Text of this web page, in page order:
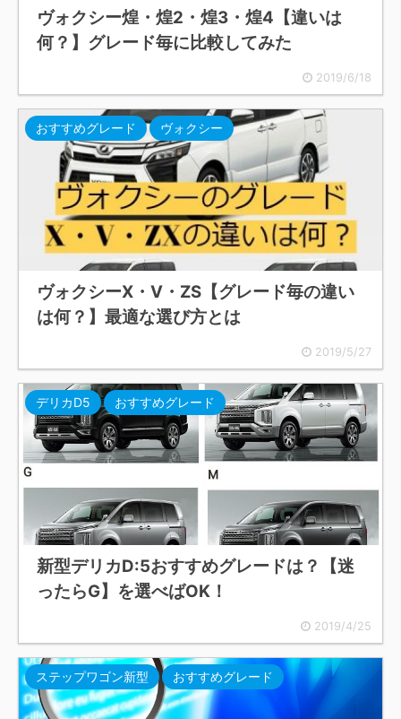
ヴォクシー煌・煌2・煌3・煌4【違いは
何？】グレード毎に比較してみた
2019/6/18
おすすめグレード ヴォクシー
ヴォクシーX・V・ZS【グレード毎の違い
は何？】最適な選び方とは
2019/5/27
デリカD5 おすすめグレード
新型デリカD:5おすすめグレードは？【迷
ったらG】を選べばOK！
2019/4/25
ステップワゴン新型 おすすめグレード